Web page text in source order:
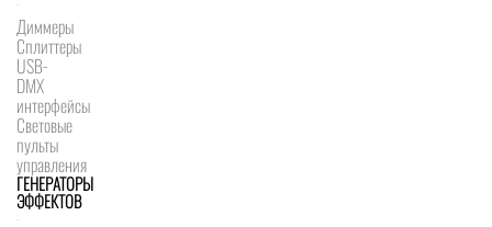
Диммеры
Сплиттеры
USB-
DMX
интерфейсы
Световые
пульты
управления
ГЕНЕРАТОРЫ
ЭФФЕКТОВ